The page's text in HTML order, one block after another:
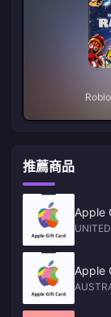
推薦商品
Apple
Apple